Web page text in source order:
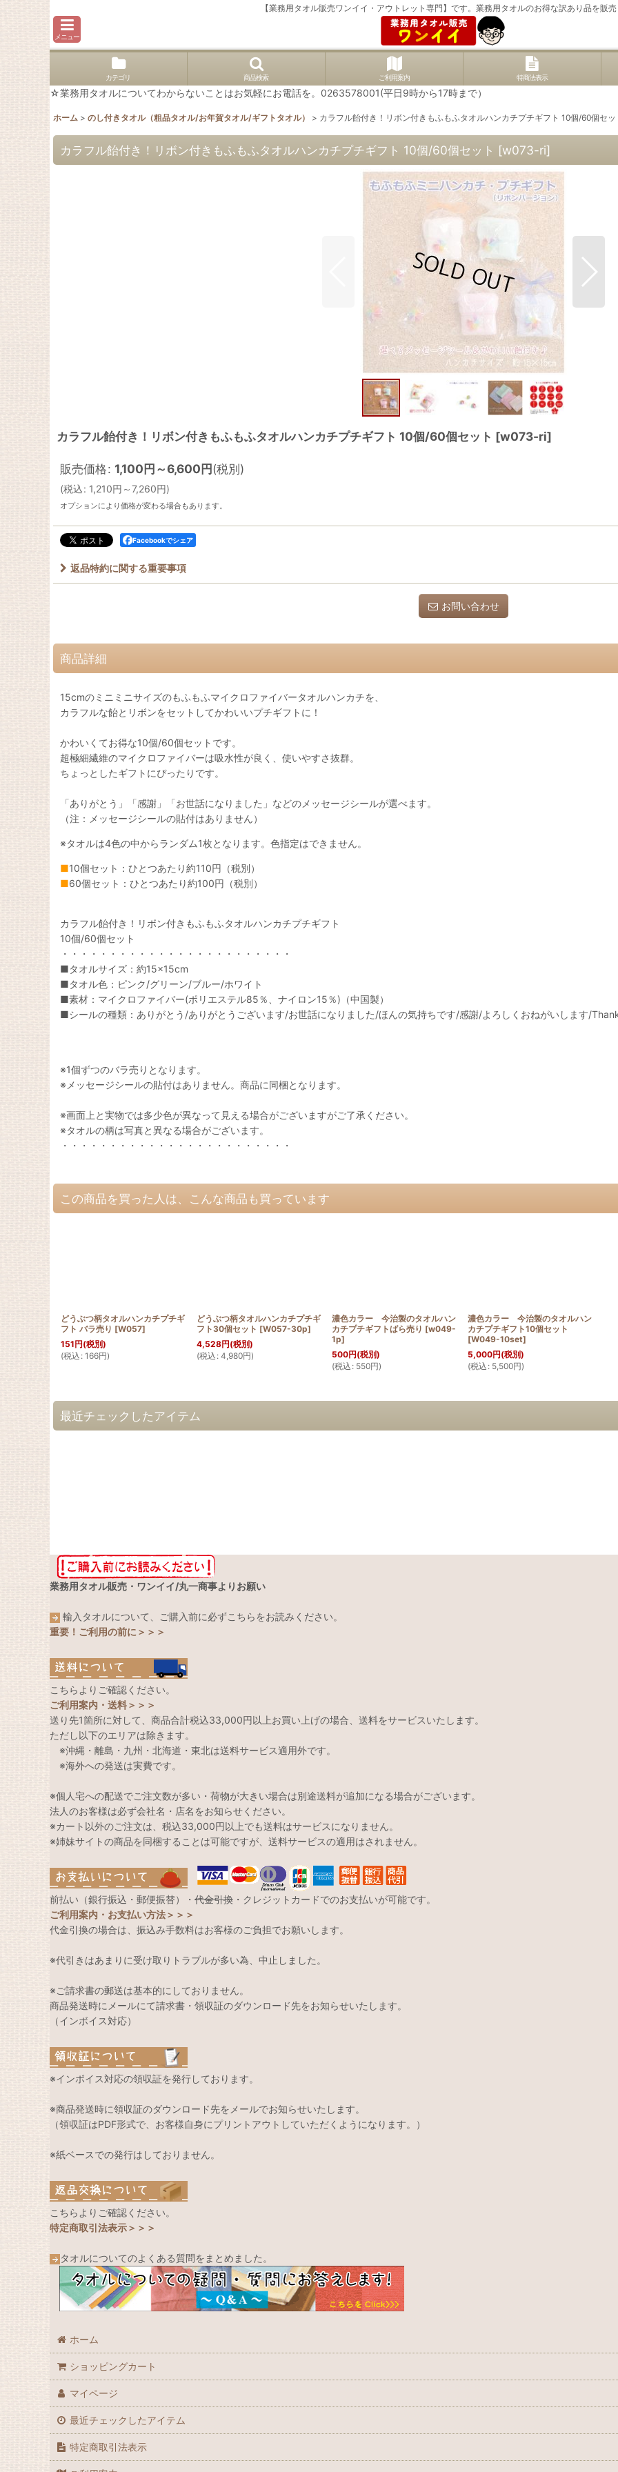
【業務用タオル販売ワンイイ・アウトレット専門】です。業務用タオルのお得な訳あり品を販
メニュー
カテゴリ 商品検索 ご利用案内 特商法表示
☆業務用タオルについてわからないことはお気軽にお電話を。0263578001(平日9時から17時まで）
ホーム > のし付きタオル（粗品タオル/お年賀タオル/ギフトタオル） > カラフル飴付き！リボン付きもふもふタオルハンカチプチギフト 10個/60個セッ
カラフル飴付き！リボン付きもふもふタオルハンカチプチギフト 10個/60個セット [w073-ri]
カラフル飴付き！リボン付きもふもふタオルハンカチプチギフト 10個/60個セット [w073-ri]
販売価格: 1,100円～6,600円(税別)
(税込: 1,210円 ～7,260円)
オプションにより価格が変わる場合もあります。
Facebookでシェア
返品特約に関する重要事項
お問い合わせ
商品詳細
15cmのミニミニサイズのもふもふマイクロファイバータオルハンカチを、
カラフルな飴とリボンをセットしてかわいいプチギフトに！
かわいくてお得な10個/60個セットです。
超極細繊維のマイクロファイバーは吸水性が良く、使いやすさ抜群。
ちょっとしたギフトにぴったりです。
「ありがとう」「感謝」「お世話になりました」などのメッセージシールが選べます。
（注：メッセージシールの貼付はありません）
※タオルは4色の中からランダム1枚となります。色指定はできません。
■10個セット：ひとつあたり約110円（税別）
■60個セット：ひとつあたり約100円（税別）
カラフル飴付き！リボン付きもふもふタオルハンカチプチギフト
10個/60個セット
・・・・・・・・・・・・・・・・・・・・・・・・
■タオルサイズ： 約15×15cm
■タオル色： ピンク/グリーン/ブルー/ホワイト
■素材：マイクロファイバー(ポリエステル85％、ナイロン15％)（中国製）
■シールの種類：ありがとう/ありがとうございます/お世話になりました/ほんの気持ちです/感謝/よろしくおねがいします/
※1個ずつのバラ売りとなります。
※メッセージシールの貼付はありません。商品に同梱となります。
※画面上と実物では多少色が異なって見える場合がございますがご了承ください。
※タオルの柄は写真と異なる場合がございます。
・・・・・・・・・・・・・・・・・・・・・・・・
この商品を買った人は、こんな商品も買っています
どうぶつ柄タオルハンカチプチギ
フト バラ売り [W057]
151円(税別)
(税込 : 166円)
どうぶつ柄タオルハンカチプチギ
フト30個セット [W057-30p]
4,528円(税別)
(税込 : 4,980円)
濃色カラー 今治製のタオルハン
カチプチギフトばら売り [w049-
1p]
500円(税別)
(税込 : 550円)
濃色カラー 今治製のタオルハン
カチプチギフト10個セット
[W049-10set]
5,000円(税別)
(税込 : 5,500円)
最近チェックしたアイテム
業務用タオル販売・ワンイイ/丸一商事よりお願い
輸入タオルについて、ご購入前に必ずこちらをお読みください。
重要！ご利用の前に＞＞＞
こちらよりご確認ください。
ご利用案内・送料＞＞＞
送り先1箇所に対して、商品合計税込33,000円以上お買い上げの場合、送料をサービスいたします。
ただし以下のエリアは除きます。
※沖縄・離島・九州・北海道・東北は送料サービス適用外です。
※海外への発送は実費です。
※個人宅への配送でご注文数が多い・荷物が大きい場合は別途送料が追加になる場合がございます。
法人のお客様は必ず会社名・店名をお知らせください。
※カート以外のご注文は、税込33,000円以上でも送料はサービスになりません。
※姉妹サイトの商品を同梱することは可能ですが、送料サービスの適用はされません。
前払い（銀行振込・郵便振替）・ 代金引換 ・クレジットカードでのお支払いが可能です。
ご利用案内・お支払い方法＞＞＞
代金引換の場合は、振込み手数料はお客様のご負担でお願いします。
※代引きはあまりに受け取りトラブルが多い為、中止しました。
※ご請求書の郵送は基本的にしておりません。
商品発送時にメールにて請求書・領収証のダウンロード先をお知らせいたします。
（インボイス対応）
※インボイス対応の領収証を発行しております。
※商品発送時に領収証のダウンロード先をメールでお知らせいたします。
（領収証はPDF形式で、お客様自身にプリントアウトしていただくようになります。）
※紙ベースでの発行はしておりません。
こちらよりご確認ください。
特定商取引法表示＞＞＞
タオルについてのよくある質問をまとめました。
ホーム
ショッピングカート
マイページ
最近チェックしたアイテム
特定商取引法表示